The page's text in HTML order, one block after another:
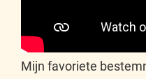
Mijn favoriete